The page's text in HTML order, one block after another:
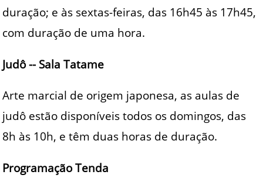
duração; e às sextas-feiras, das 16h45 às 17h45,
com duração de uma hora.
Judô -- Sala Tatame
Arte marcial de origem japonesa, as aulas de
judô estão disponíveis todos os domingos, das
8h às 10h, e têm duas horas de duração.
Programação Tenda